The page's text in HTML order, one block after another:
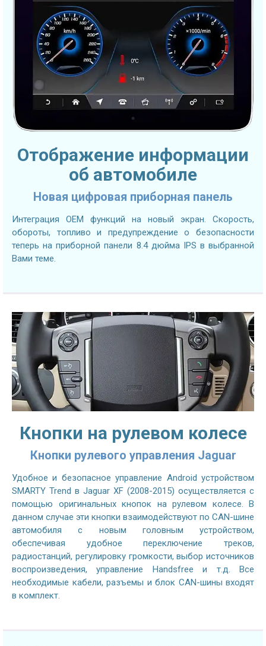
Отображение информации
об автомобиле
Новая цифровая приборная панель
Интеграция OEM функций на новый экран. Скорость,
обороты, топливо и предупреждение о безопасности
теперь на приборной панели 8.4 дюйма IPS в выбранной
Вами теме.
Кнопки на рулевом колесе
Кнопки рулевого управления Jaguar
Удобное и безопасное управление Android устройством
SMARTY Trend в Jaguar XF (2008-2015) осуществляется с
помощью оригинальных кнопок на рулевом колесе. В
данном случае эти кнопки взаимодействуют по CAN-шине
автомобиля с новым головным устройством,
обеспечивая удобное переключение треков,
радиостанций, регулировку громкости, выбор источников
воспроизведения, управление Handsfree и т.д. Все
необходимые кабели, разъемы и блок CAN-шины входят
в комплект.